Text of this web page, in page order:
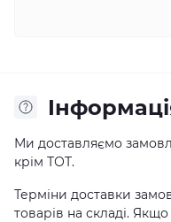
Ми доставляємо
крім ТОТ.
Терміни доставки
товарів на складі.